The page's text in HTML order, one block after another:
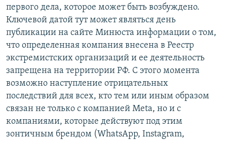
первого дела, которое может быть возбуждено.
Ключевой датой тут может являться день
публикации на сайте Минюста информации о том,
что определенная компания внесена в Реестр
экстремистских организаций и ее деятельность
запрещена на территории РФ. С этого момента
возможно наступление отрицательных
последствий для всех, кто тем или иным образом
связан не только с компанией Meta, но и с
компаниями, которые действуют под этим
зонтичным брендом (WhatsApp, Instagram,